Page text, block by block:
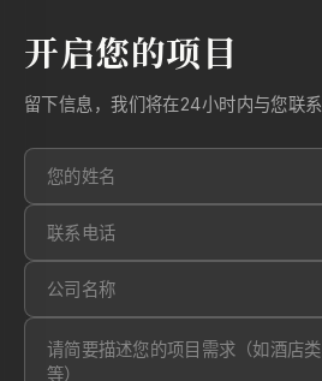
开启您的项目
留下信息，我们将在24小时内与您联系